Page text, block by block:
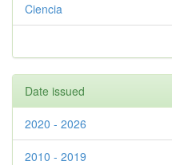
Ciencia
Date issued
2020 - 2026
2010 - 2019